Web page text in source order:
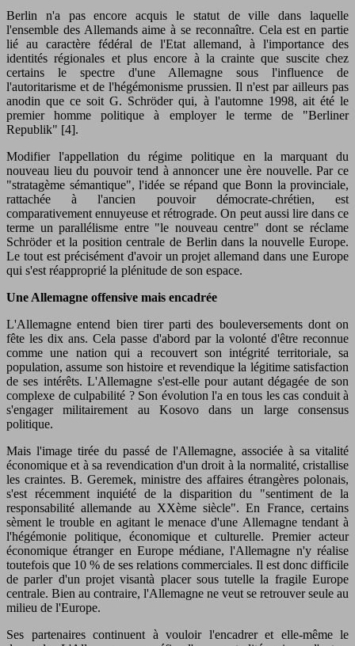
Berlin n'a pas encore acquis le statut de ville dans laquelle
l'ensemble des Allemands aime à se reconnaître. Cela est en partie
lié au caractère fédéral de l'Etat allemand, à l'importance des
identités régionales et plus encore à la crainte que suscite chez
certains le spectre d'une Allemagne sous l'influence de
l'autoritarisme et de l'hégémonisme prussien. Il n'est par ailleurs pas
anodin que ce soit G. Schröder qui, à l'automne 1998, ait été le
premier homme politique à employer le terme de "Berliner
Republik" [4].
Modifier l'appellation du régime politique en la marquant du
nouveau lieu du pouvoir tend à annoncer une ère nouvelle. Par ce
"stratagème sémantique", l'idée se répand que Bonn la provinciale,
rattachée à l'ancien pouvoir démocrate-chrétien, est
comparativement ennuyeuse et rétrograde. On peut aussi lire dans ce
terme un parallélisme entre "le nouveau centre" dont se réclame
Schröder et la position centrale de Berlin dans la nouvelle Europe.
Le tout est précisément d'avoir un projet allemand dans une Europe
qui s'est réapproprié la plénitude de son espace.
Une Allemagne offensive mais encadrée
L'Allemagne entend bien tirer parti des bouleversements dont on
fête les dix ans. Cela passe d'abord par la volonté d'être reconnue
comme une nation qui a recouvert son intégrité territoriale, sa
population, assume son histoire et revendique la légitime satisfaction
de ses intérêts. L'Allemagne s'est-elle pour autant dégagée de son
complexe de culpabilité ? Son évolution l'a en tous les cas conduit à
s'engager militairement au Kosovo dans un large consensus
politique.
Mais l'image tirée du passé de l'Allemagne, associée à sa vitalité
économique et à sa revendication d'un droit à la normalité, cristallise
les craintes. B. Geremek, ministre des affaires étrangères polonais,
s'est récemment inquiété de la disparition du "sentiment de la
responsabilité allemande au XXème siècle". En France, certains
sèment le trouble en agitant le menace d'une Allemagne tendant à
l'hégémonie politique, économique et culturelle. Premier acteur
économique étranger en Europe médiane, l'Allemagne n'y réalise
toutefois que 10 % de ses relations commerciales. Il est donc difficile
de parler d'un projet visantà placer sous tutelle la fragile Europe
centrale. Bien au contraire, l'Allemagne ne veut se retrouver seule au
milieu de l'Europe.
Ses partenaires continuent à vouloir l'encadrer et elle-même le